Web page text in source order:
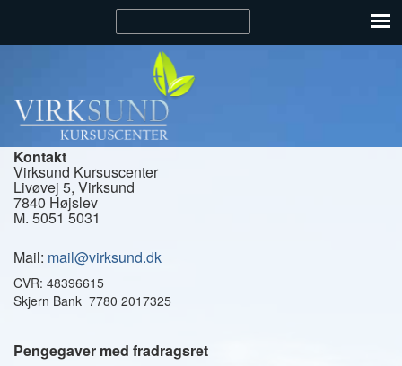
Kontakt
Virksund Kursuscenter
Livøvej 5, Virksund
7840 Højslev
M. 5051 5031
Mail: mail@virksund.dk
CVR: 48396615
Skjern Bank 7780 2017325
Pengegaver med fradragsret